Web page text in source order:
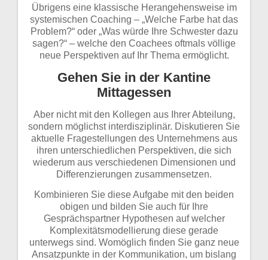
Übrigens eine klassische Herangehensweise im
systemischen Coaching – „Welche Farbe hat das
Problem?“ oder „Was würde Ihre Schwester dazu
sagen?“ – welche den Coachees oftmals völlige
neue Perspektiven auf Ihr Thema ermöglicht.
Gehen Sie in der Kantine
Mittagessen
Aber nicht mit den Kollegen aus Ihrer Abteilung,
sondern möglichst interdisziplinär. Diskutieren Sie
aktuelle Fragestellungen des Unternehmens aus
ihren unterschiedlichen Perspektiven, die sich
wiederum aus verschiedenen Dimensionen und
Differenzierungen zusammensetzen.
Kombinieren Sie diese Aufgabe mit den beiden
obigen und bilden Sie auch für Ihre
Gesprächspartner Hypothesen auf welcher
Komplexitätsmodellierung diese gerade
unterwegs sind. Womöglich finden Sie ganz neue
Ansatzpunkte in der Kommunikation, um bislang